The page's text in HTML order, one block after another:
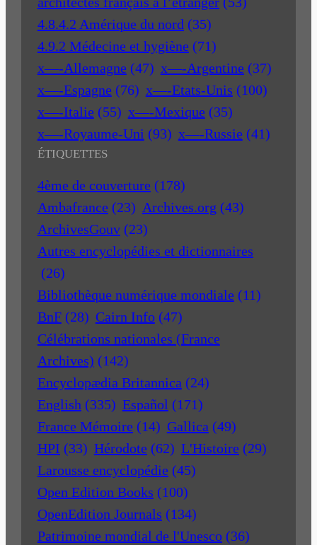
4.8.4.2 Amérique du nord (35)
4.9.2 Médecine et hygiène (71)
x—-Allemagne (47) x—-Argentine (37)
x—-Espagne (76) x—-Etats-Unis (100)
x—-Italie (55) x—-Mexique (35)
x—-Royaume-Uni (93) x—-Russie (41)
ÉTIQUETTES
4ème de couverture (178)
Ambafrance (23) Archives.org (43)
ArchivesGouv (23)
Autres encyclopédies et dictionnaires
(26)
Bibliothèque numérique mondiale (11)
BnF (28) Cairn Info (47)
Célébrations nationales (France
Archives) (142)
Encyclopædia Britannica (24)
English (335) Español (171)
France Mémoire (14) Gallica (49)
HPI (33) Hérodote (62) L'Histoire (29)
Larousse encyclopédie (45)
Open Edition Books (100)
OpenEdition Journals (134)
Patrimoine mondial de l'Unesco (36)